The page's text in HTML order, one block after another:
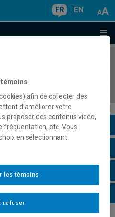
FR EN
témoins
afin de collecter des
d’améliorer votre
proposer des contenus vidéo,
fréquentation, etc. Vous
en sélectionnant
refuser
les témoins